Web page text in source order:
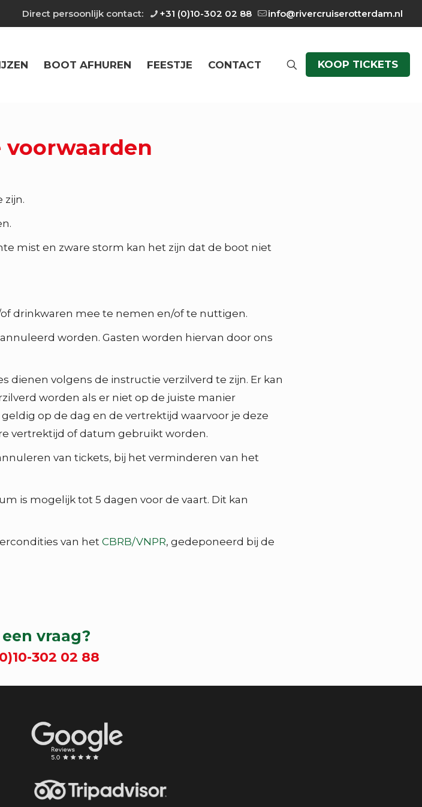
Direct persoonlijk contact: +31 (0)10-302 02 88 info@rivercruiserotterdam.nl
BOOT AFHUREN FEESTJE CONTACT KOOP TICKETS
zijn.
mist en zware storm kan het zijn dat de boot niet
drinkwaren mee te nemen en/of te nuttigen.
worden. Gasten worden hiervan door ons
dienen volgens de instructie verzilverd te zijn. Er kan
worden als er niet op de juiste manier
op de dag en de vertrektijd waarvoor je deze
vertrektijd of datum gebruikt worden.
van tickets, bij het verminderen van het
is mogelijk tot 5 dagen voor de vaart. Dit kan
van hetCBRB/VNPR, gedeponeerd bij de
vraag?
302 02 88